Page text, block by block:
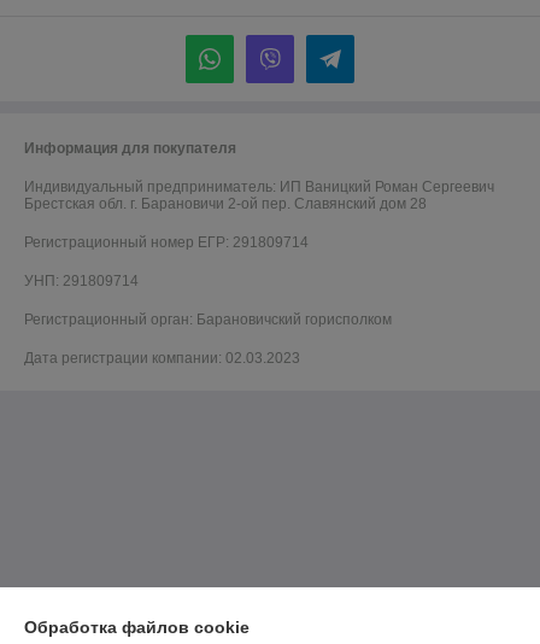
Информация для покупателя
Индивидуальный предприниматель: ИП Ваницкий Роман Сергеевич
Брестская обл. г. Барановичи 2-ой пер. Славянский дом 28
Регистрационный номер ЕГР: 291809714
УНП: 291809714
Регистрационный орган: Барановичский горисполком
Дата регистрации компании: 02.03.2023
Обработка файлов cookie